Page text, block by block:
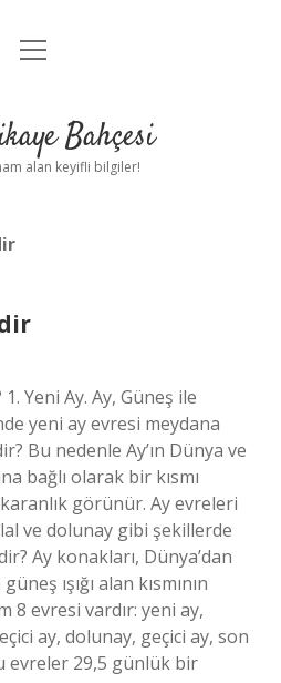
Anasayfa
Uyarı
menüyü
Bahçesi
alan keyifli bilgiler!
Yeni Ay. Ay, Güneş ile
yeni ay evresi meydana
Bu nedenle Ay’ın Dünya ve
bağlı olarak bir kısmı
görünür. Ay evreleri
ve dolunay gibi şekillerde
Ay konakları, Dünya’dan
ışığı alan kısmının
8 evresi vardır: yeni ay,
ay, dolunay, geçici ay, son
evreler 29,5 günlük bir